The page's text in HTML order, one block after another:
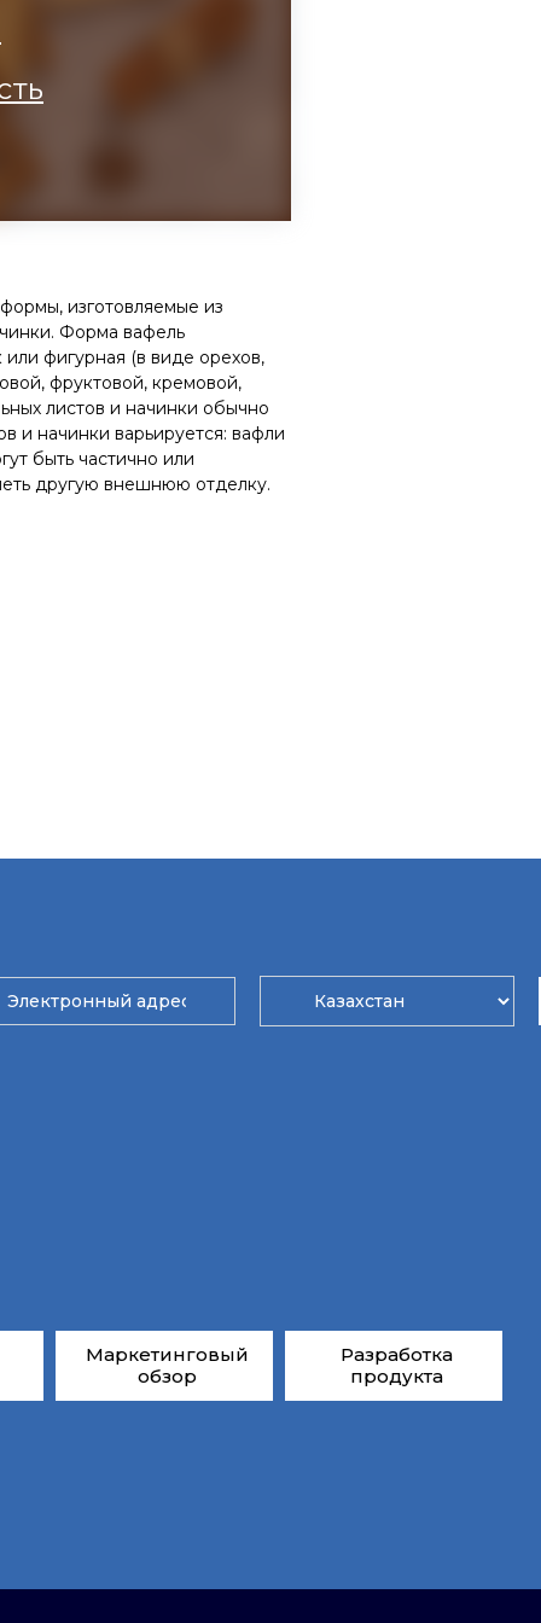
изготовляемые из
Форма вафель
фигурная (в виде орехов,
фруктовой, кремовой,
листов и начинки обычно
и начинки варьируется: вафли
быть частично или
другую внешнюю отделку.
Маркетинговый
обзор
Разработка
продукта